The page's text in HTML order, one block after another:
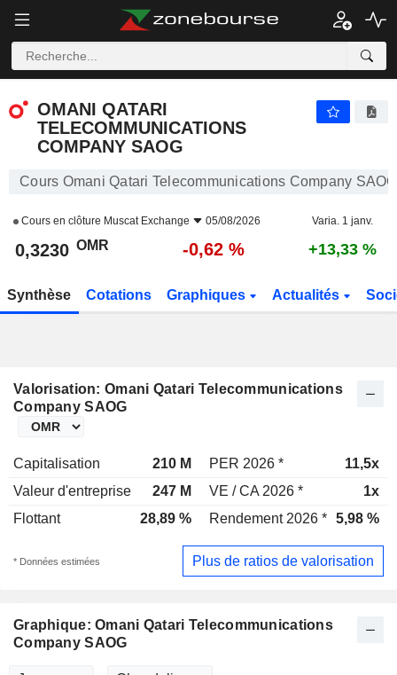
OMANI QATARI
TELECOMMUNICATIONS
COMPANY SAOG
Cours Omani Qatari Telecommunications Company SAOG
Cours en clôture Muscat Exchange 05/08/2026 Varia. 1 janv.
0,3230 OMR -0,62 % +13,33 %
Synthèse Cotations Graphiques Actualités
Valorisation: Omani Qatari Telecommunications
Company SAOG
Capitalisation 210 M PER 2026 *
11,5x
Valeur d'entreprise
247 M VE / CA 2026 *
1x
Flottant
28,89 % Rendement 2026 * 5,98 %
* Données estimées Plus de ratios de valorisation
Graphique: Omani Qatari Telecommunications
Company SAOG